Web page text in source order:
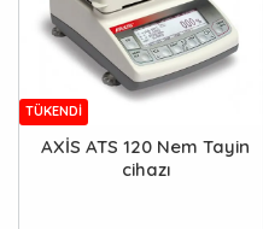
TÜKENDI
AXİS ATS 120 Nem Tayin
cihazı